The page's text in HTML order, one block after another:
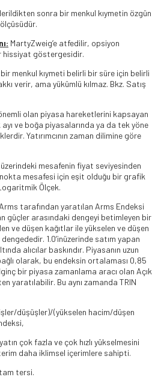
sonra bir menkul kıymetin özgün
MartyZweig’e atfedilir, opsiyon
hissiyat göstergesidir.
menkul kıymeti belirli bir süre için belirli
verir, ama yükümlü kılmaz. Bkz. Satış
olan piyasa hareketlerini kapsayan
ve boğa piyasalarında ya da tek yöne
Yatırımcının zaman dilimine göre
mesafenin fiyat seviyesinden
nokta mesafesi için eşit olduğu bir grafik
Ölçek.
tarafından yaratılan Arms Endeksi
güçler arasındaki dengeyi betimleyen bir
ve düşen kağıtlar ile yükselen ve düşen
1.0’inüzerinde satım yapan
alıcılar baskındır. Piyasanın uzun
olarak, bu endeksin ortalaması 0,85
bir piyasa zamanlama aracı olan Açık
yaratılabilir. Bu aynı zamanda TRIN
düşüşler)/(yükselen hacim/düşen
çok fazla ve çok hızlı yükselmesini
daha iklimsel içerimlere sahipti.
tam tersi.